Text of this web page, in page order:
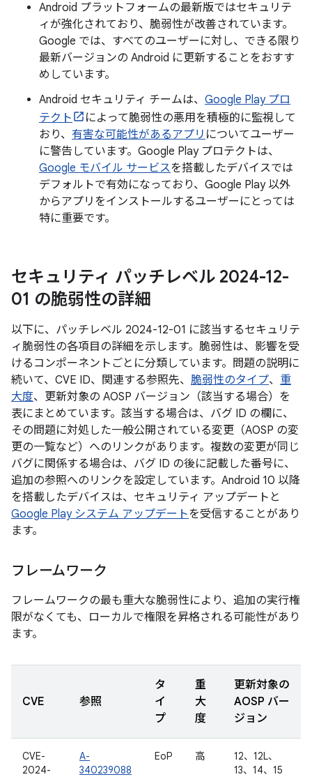
Android プラットフォームの最新版ではセキュリテ
ィが強化されており、脆弱性が改善されています。
Google では、すべてのユーザーに対し、できる限り
最新バージョンの Android に更新することをおすす
めしています。
Android セキュリティ チームは、 Google Play プロ
テクト
によって脆弱性の悪用を積極的に監視して
おり、 有害な可能性があるアプリ についてユーザー
に警告しています。Google Play プロテクトは、
Google モバイル サービスを搭載したデバイスでは
デフォルトで有効になっており、Google Play 以外
からアプリをインストールするユーザーにとっては
特に重要です。
セキュリティ パッチレベル 2024-12-
01 の脆弱性の詳細
以下に、パッチレベル 2024-12-01 に該当するセキュリテ
ィ脆弱性の各項目の詳細を示します。脆弱性は、影響を受
けるコンポーネントごとに分類しています。問題の説明に
続いて、CVE ID、関連する参照先、 脆弱性のタイプ、 重
大度、更新対象の AOSP バージョン（該当する場合）を
表にまとめています。該当する場合は、バグ ID の欄に、
その問題に対処した一般公開されている変更（AOSP の変
更の一覧など）へのリンクがあります。複数の変更が同じ
バグに関係する場合は、バグ ID の後に記載した番号に、
追加の参照へのリンクを設定しています。Android 10 以降
を搭載したデバイスは、セキュリティ アップデートと
Google Play システム アップデートを受信することがあり
ます。
フレームワーク
フレームワークの最も重大な脆弱性により、追加の実行権
限がなくても、ローカルで権限を昇格される可能性があり
ます。
CVE 参照
タ
イ
プ
重
大
度
更新対象の
AOSP バー
ジョン
CVE-
2024-
A-
340239088
EoP 高
12、12L、
13、14、15